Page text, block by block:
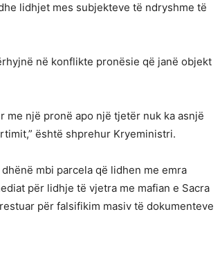
lidhjet mes subjekteve të ndryshme të
në konflikte pronësie që janë objekt
me një pronë apo një tjetër nuk ka asnjë
është shprehur Kryeministri.
mbi parcela që lidhen me emra
për lidhje të vjetra me mafian e Sacra
për falsifikim masiv të dokumenteve